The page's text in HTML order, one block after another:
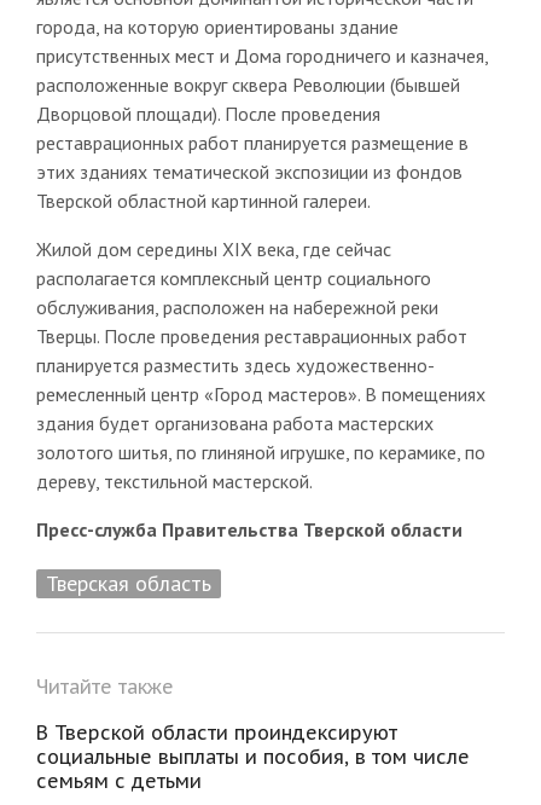
города, на которую ориентированы здание
присутственных мест и Дома городничего и казначея,
расположенные вокруг сквера Революции (бывшей
Дворцовой площади). После проведения
реставрационных работ планируется размещение в
этих зданиях тематической экспозиции из фондов
Тверской областной картинной галереи.
Жилой дом середины XIX века, где сейчас
располагается комплексный центр социального
обслуживания, расположен на набережной реки
Тверцы. После проведения реставрационных работ
планируется разместить здесь художественно-
ремесленный центр «Город мастеров». В помещениях
здания будет организована работа мастерских
золотого шитья, по глиняной игрушке, по керамике, по
дереву, текстильной мастерской.
Пресс-служба Правительства Тверской области
Тверская область
Читайте также
В Тверской области проиндексируют
социальные выплаты и пособия, в том числе
семьям с детьми